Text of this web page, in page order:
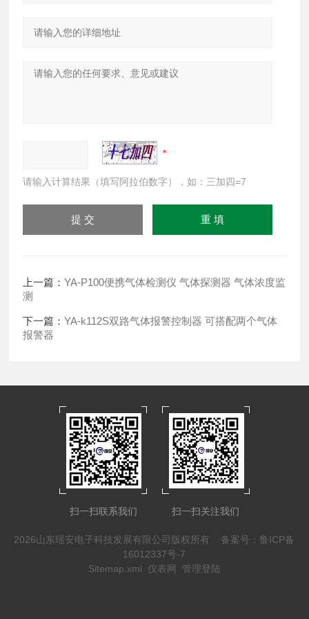
请输入计算结果（填写阿拉伯数字），如：三加四=7
上一篇：YA-P100便携气体检测仪 气体探测器 气体浓度监
测
下一篇：YA-k112S双路气体报警控制器 可搭配两个气体
报警器
扫一扫联系我们 扫一扫关注我们
2026山东瑶安电子科技发展有限公司版权所有 备案号：鲁ICP备
16012337号-7
Sitemap.xml
仪表网 管理登陆